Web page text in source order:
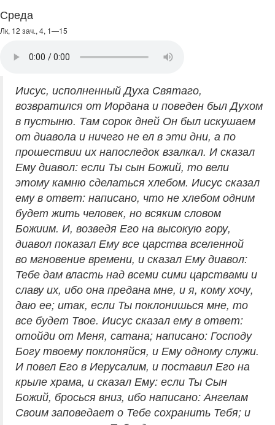
Среда
Лк, 12 зач., 4, 1—15
Иисус, исполненный Духа Святаго,
возвратился от Иордана и поведен был Духом
в пустыню. Там сорок дней Он был искушаем
от диавола и ничего не ел в эти дни, а по
прошествии их напоследок взалкал. И сказал
Ему диавол: если Ты сын Божий, то вели
этому камню сделаться хлебом. Иисус сказал
ему в ответ: написано, что не хлебом одним
будет жить человек, но всяким словом
Божиим. И, возведя Его на высокую гору,
диавол показал Ему все царства вселенной
во мгновение времени, и сказал Ему диавол:
Тебе дам власть над всеми сими царствами и
славу их, ибо она предана мне, и я, кому хочу,
даю ее; итак, если Ты поклонишься мне, то
все будет Твое. Иисус сказал ему в ответ:
отойди от Меня, сатана; написано: Господу
Богу твоему поклоняйся, и Ему одному служи.
И повел Его в Иерусалим, и поставил Его на
крыле храма, и сказал Ему: если Ты Сын
Божий, бросься вниз, ибо написано: Ангелам
Своим заповедает о Тебе сохранить Тебя; и